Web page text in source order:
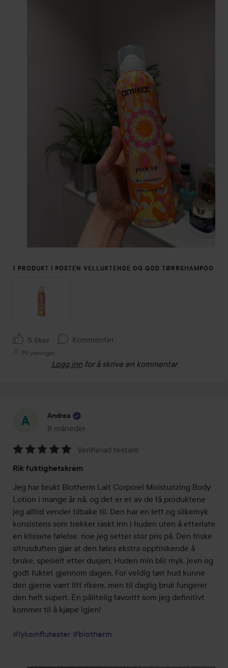
1 PRODUKT I POSTEN VELLUKTENDE OG GOD TØRRSHAMPOO
5 liker Kommenter
99 visninger
Logg inn for å skrive en kommentar
Andrea
8 måneder
Innlegget ble opprettet 8 måneder
5
av
5
Verifierad testare
Rik fuktighetskrem
Jeg har brukt Biotherm Lait Corporel Moisturizing Body
Lotion i mange år nå, og det er et av de få produktene
jeg alltid vender tilbake til. Den har en lett og silkemyk
konsistens som trekker raskt inn i huden uten å etterlate
en klissete følelse, noe jeg setter stor pris på. Den friske
sitrusduften gjør at den føles ekstra oppfriskende å
bruke, spesielt etter dusjen. Huden min blir myk, jevn og
godt fuktet gjennom dagen. For veldig tørr hud kunne
den gjerne vært litt rikere, men til daglig bruk fungerer
den helt supert. En pålitelig favoritt som jeg definitivt
kommer til å kjøpe igjen!
#lykoinflutester #biotherm